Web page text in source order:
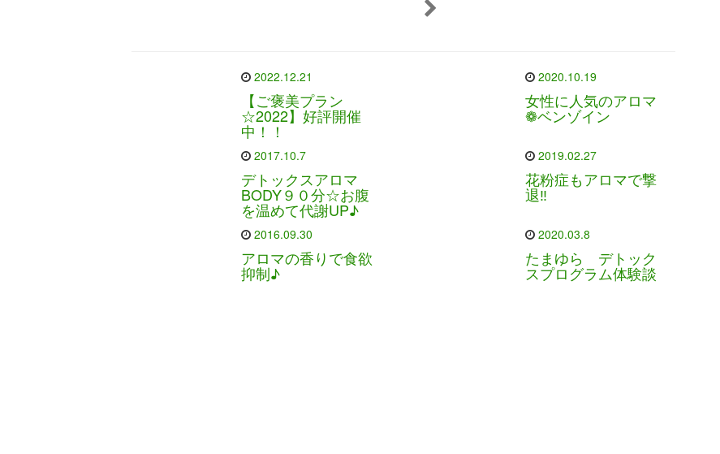
2022.12.21
【ご褒美プラン
☆2022】好評開催
中！！
2020.10.19
女性に人気のアロマ
❁ベンゾイン
2017.10.7
デトックスアロマ
BODY９０分☆お腹
を温めて代謝UP♪
2019.02.27
花粉症もアロマで撃
退‼
2016.09.30
アロマの香りで食欲
抑制♪
2020.03.8
たまゆら デトック
スプログラム体験談